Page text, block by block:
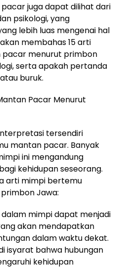
juga dapat dilihat dari
psikologi, yang
lebih luas mengenai hal
membahas 15 arti
menurut primbon
serta apakah pertanda
buruk.
Pacar Menurut
tersendiri
mantan pacar. Banyak
ini mengandung
kehidupan seseorang.
arti mimpi bertemu
Jawa:
mimpi dapat menjadi
akan mendapatkan
dalam waktu dekat.
isyarat bahwa hubungan
kehidupan